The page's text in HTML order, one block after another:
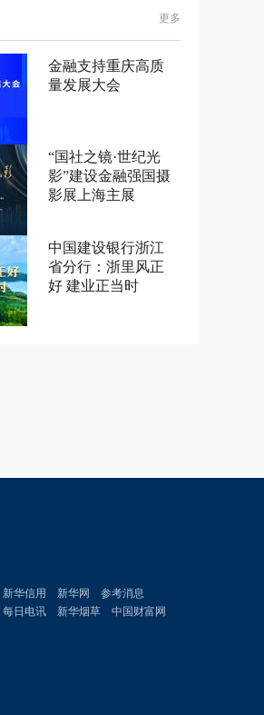
更多
金融支持重庆高质
量发展大会
“国社之镜·世纪光
影”建设金融强国摄
影展上海主展
中国建设银行浙江
省分行：浙里风正
好 建业正当时
新华信用 新华网
参考消息
每日电讯 新华烟草
中国财富网